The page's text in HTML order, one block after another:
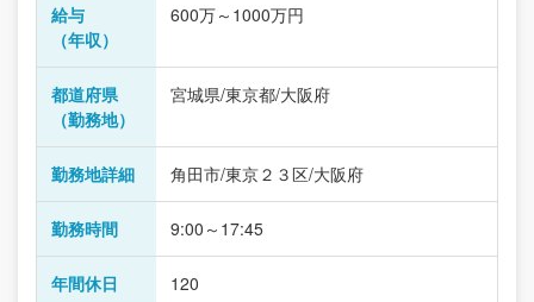
給与
（年収）
600万～1000万円
都道府県
（勤務地）
宮城県/東京都/大阪府
勤務地詳細 角田市/東京２３区/大阪府
勤務時間 9:00～17:45
年間休日 120